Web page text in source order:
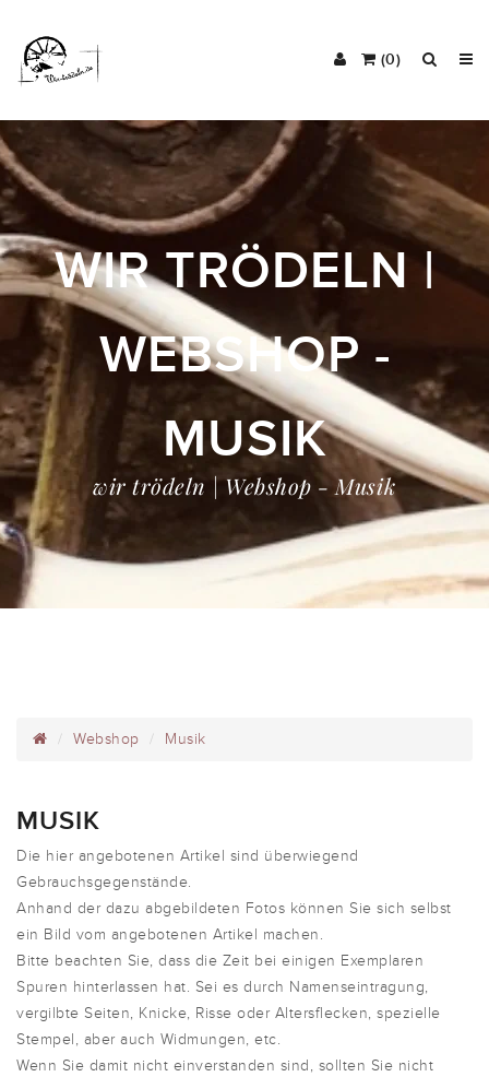
(0)
WIR TRÖDELN |
WEBSHOP -
MUSIK
wir trödeln | Webshop - Musik
Webshop Musik
MUSIK
Die hier angebotenen Artikel sind überwiegend
Gebrauchsgegenstände.
Anhand der dazu abgebildeten Fotos können Sie sich selbst
ein Bild vom angebotenen Artikel machen.
Bitte beachten Sie, dass die Zeit bei einigen Exemplaren
Spuren hinterlassen hat. Sei es durch Namenseintragung,
vergilbte Seiten, Knicke, Risse oder Altersflecken, spezielle
Stempel, aber auch Widmungen, etc.
Wenn Sie damit nicht einverstanden sind, sollten Sie nicht